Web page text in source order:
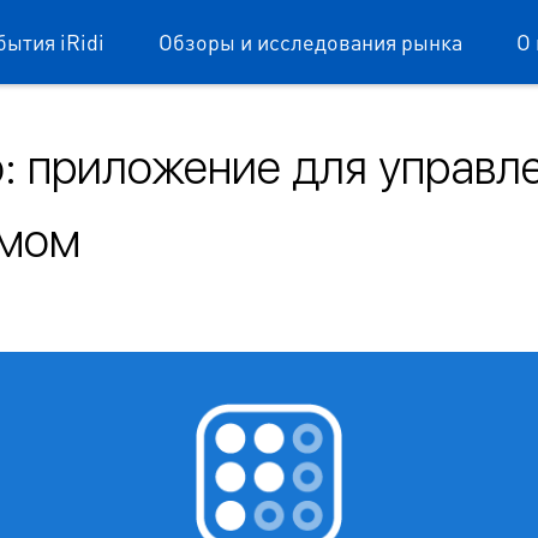
iRidi Обзоры и исследования рынка О
приложение для
mobile